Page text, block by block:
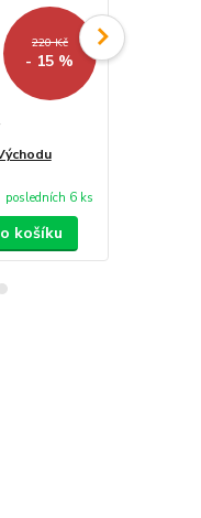
220 Kč
- 15 %
posledních 6 ks
košíku